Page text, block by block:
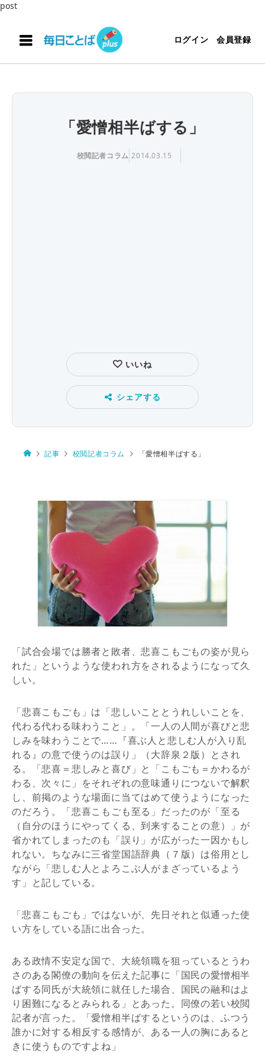
post
ログイン 会員登録
「愛憎相半ばする」
校閲記者コラム 2014.03.15
いいね
シェアする
記事 校閲記者コラム 「愛憎相半ばする」
「試合会場では勝者と敗者、悲喜こもごもの姿が見ら
れた」というような使われ方をされるようになって久
しい。
「悲喜こもごも」は「悲しいこととうれしいことを、
代わる代わる味わうこと」。「一人の人間が喜びと悲
しみを味わうことで……『喜ぶ人と悲しむ人が入り乱
れる』の意で使うのは誤り」（大辞泉２版）とされ
る。「悲喜＝悲しみと喜び」と「こもごも＝かわるが
わる、次々に」をそれぞれの意味通りにつないで解釈
し、前掲のような場面に当てはめて使うようになった
のだろう。「悲喜こもごも至る」だったのが「至る
（自分のほうにやってくる、到来することの意）」が
省かれてしまったのも「誤り」が広がった一因かもし
れない。ちなみに三省堂国語辞典（７版）は俗用とし
ながら「悲しむ人とよろこぶ人がまざっているよう
す」と記している。
「悲喜こもごも」ではないが、先日それと似通った使
い方をしている語に出合った。
ある政情不安定な国で、大統領職を狙っているとうわ
さのある閣僚の動向を伝えた記事に「国民の愛憎相半
ばする同氏が大統領に就任した場合、国民の融和はよ
り困難になるとみられる」とあった。同僚の若い校閲
記者が言った。「愛憎相半ばするというのは、ふつう
誰かに対する相反する感情が、ある一人の胸にあると
きに使うものですよね」